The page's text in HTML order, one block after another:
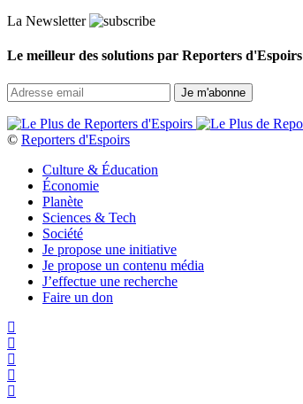
La Newsletter
Le meilleur des solutions par Reporters d'Espoirs
© Reporters d'Espoirs
Culture & Éducation
Économie
Planète
Sciences & Tech
Société
Je propose une initiative
Je propose un contenu média
J’effectue une recherche
Faire un don